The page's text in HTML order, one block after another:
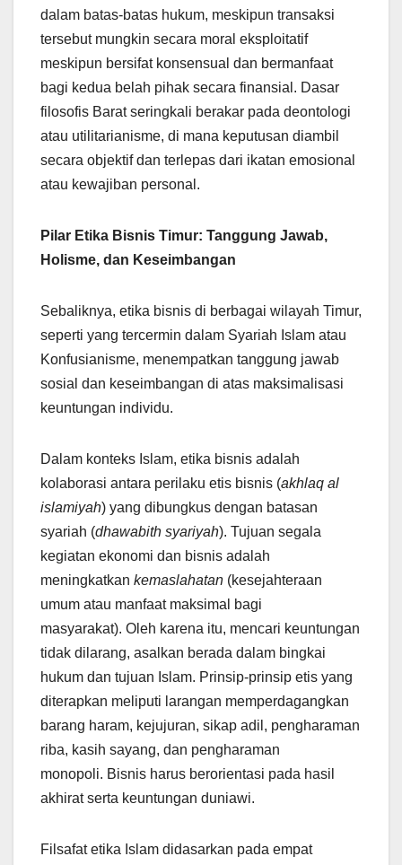
dalam batas-batas hukum, meskipun transaksi
tersebut mungkin secara moral eksploitatif
meskipun bersifat konsensual dan bermanfaat
bagi kedua belah pihak secara finansial. Dasar
filosofis Barat seringkali berakar pada deontologi
atau utilitarianisme, di mana keputusan diambil
secara objektif dan terlepas dari ikatan emosional
atau kewajiban personal.
Pilar Etika Bisnis Timur: Tanggung Jawab,
Holisme, dan Keseimbangan
Sebaliknya, etika bisnis di berbagai wilayah Timur,
seperti yang tercermin dalam Syariah Islam atau
Konfusianisme, menempatkan tanggung jawab
sosial dan keseimbangan di atas maksimalisasi
keuntungan individu.
Dalam konteks Islam, etika bisnis adalah
kolaborasi antara perilaku etis bisnis (akhlaq al
islamiyah) yang dibungkus dengan batasan
syariah (dhawabith syariyah). Tujuan segala
kegiatan ekonomi dan bisnis adalah
meningkatkan kemaslahatan (kesejahteraan
umum atau manfaat maksimal bagi
masyarakat). Oleh karena itu, mencari keuntungan
tidak dilarang, asalkan berada dalam bingkai
hukum dan tujuan Islam. Prinsip-prinsip etis yang
diterapkan meliputi larangan memperdagangkan
barang haram, kejujuran, sikap adil, pengharaman
riba, kasih sayang, dan pengharaman
monopoli. Bisnis harus berorientasi pada hasil
akhirat serta keuntungan duniawi.
Filsafat etika Islam didasarkan pada empat